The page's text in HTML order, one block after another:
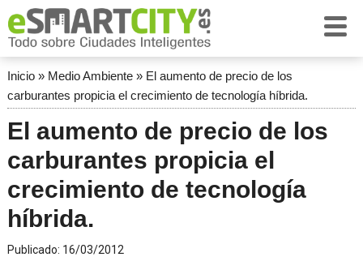
Inicio» Medio Ambiente» El aumento de precio de los
carburantes propicia el crecimiento de tecnología híbrida.
El aumento de precio de los
carburantes propicia el
crecimiento de tecnología
híbrida.
Publicado: 16/03/2012